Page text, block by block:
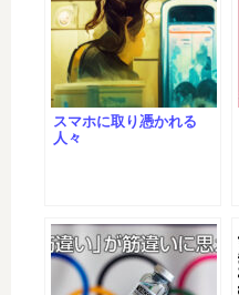
スマホに取り憑かれる
人々